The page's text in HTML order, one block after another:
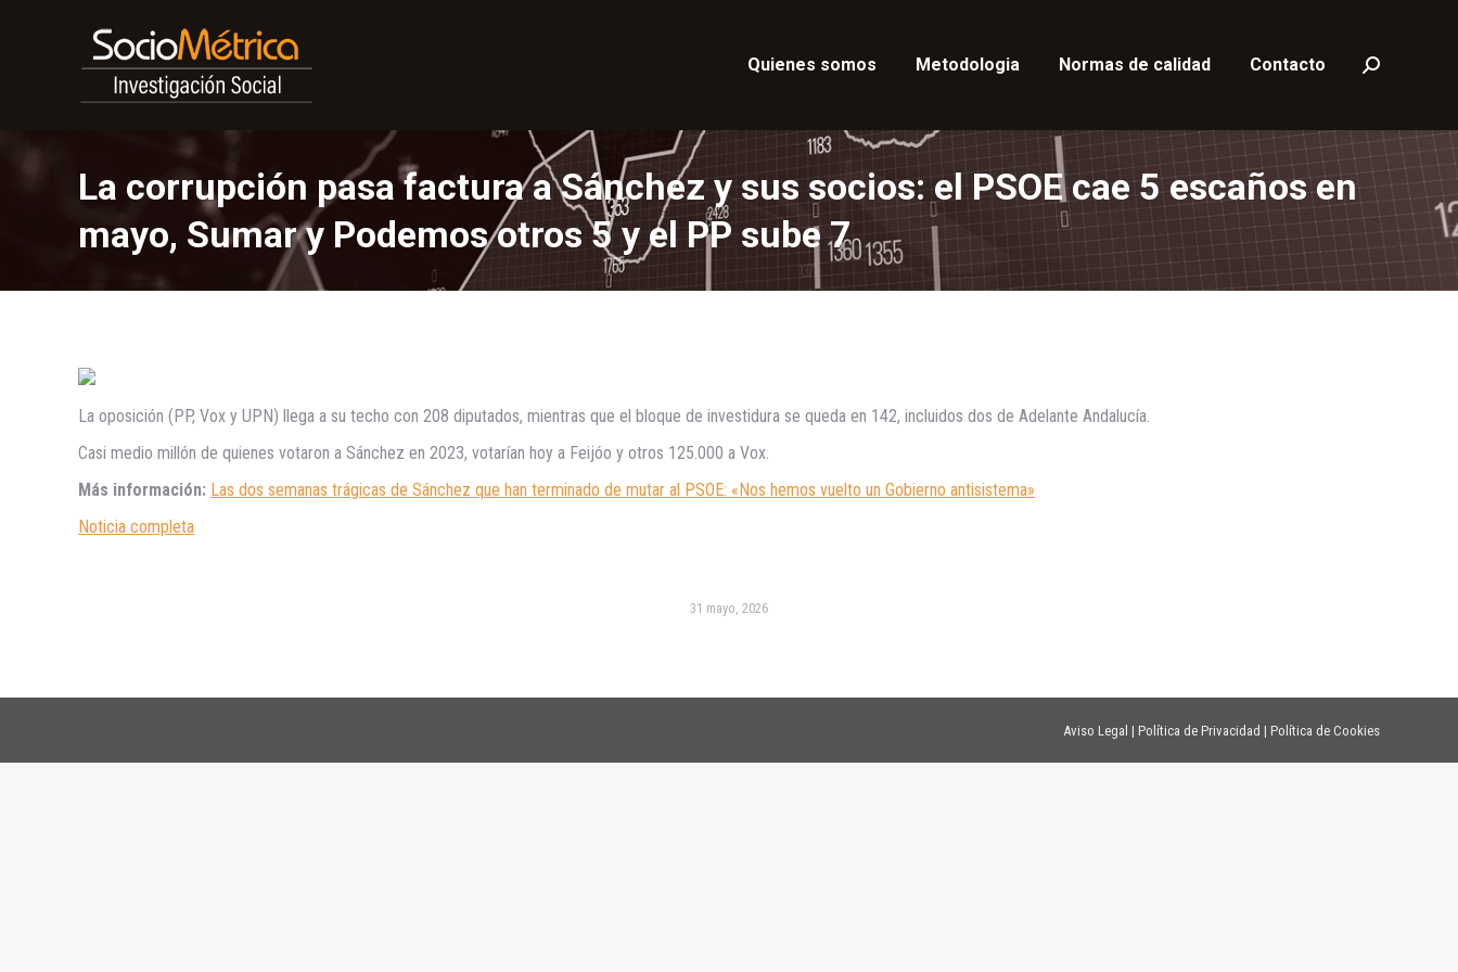
Quienes somos Metodologia Normas de calidad Contacto Buscar:
La corrupción pasa factura a Sánchez y sus socios: el PSOE cae 5 escaños en
mayo, Sumar y Podemos otros 5 y el PP sube 7
La oposición (PP, Vox y UPN) llega a su techo con 208 diputados, mientras que el bloque de investidura se queda en 142, incluidos dos de Adelante Andalucía.
Casi medio millón de quienes votaron a Sánchez en 2023, votarían hoy a Feijóo y otros 125.000 a Vox.
Más información: Las dos semanas trágicas de Sánchez que han terminado de mutar al PSOE: «Nos hemos vuelto un Gobierno antisistema»
Noticia completa
31 mayo, 2026
Aviso Legal | Política de Privacidad | Política de Cookies